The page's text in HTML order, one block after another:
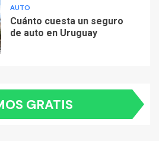
AUTO
Cuánto cuesta un seguro
de auto en Uruguay
GRATIS